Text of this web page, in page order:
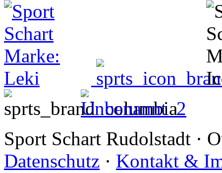
Sport Schart Rudolstadt ·
Datenschutz · Kontakt &